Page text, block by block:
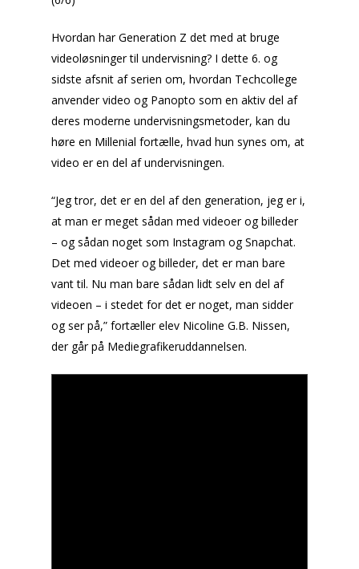
Hvordan har Generation Z det med at bruge
videoløsninger til undervisning? I dette 6. og
sidste afsnit af serien om, hvordan Techcollege
anvender video og Panopto som en aktiv del af
deres moderne undervisningsmetoder, kan du
høre en Millenial fortælle, hvad hun synes om, at
video er en del af undervisningen.
“Jeg tror, det er en del af den generation, jeg er i,
at man er meget sådan med videoer og billeder
– og sådan noget som Instagram og Snapchat.
Det med videoer og billeder, det er man bare
vant til. Nu man bare sådan lidt selv en del af
videoen – i stedet for det er noget, man sidder
og ser på,” fortæller elev Nicoline G.B. Nissen,
der går på Mediegrafikeruddannelsen.